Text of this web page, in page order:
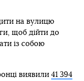
на вулицю
щоб дійти до
із собою
виявили 41 394